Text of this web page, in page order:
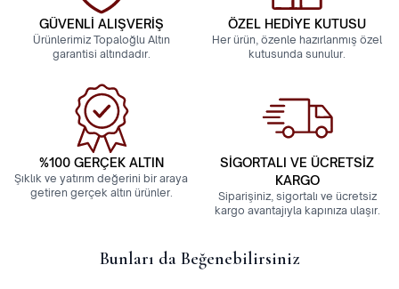
GÜVENLİ ALIŞVERİŞ
Ürünlerimiz Topaloğlu Altın
garantisi altındadır.
ÖZEL HEDİYE KUTUSU
Her ürün, özenle hazırlanmış özel
kutusunda sunulur.
%100 GERÇEK ALTIN
Şıklık ve yatırım değerini bir araya
getiren gerçek altın ürünler.
SİGORTALI VE ÜCRETSİZ
KARGO
Siparişiniz, sigortalı ve ücretsiz
kargo avantajıyla kapınıza ulaşır.
Bunları da Beğenebilirsiniz